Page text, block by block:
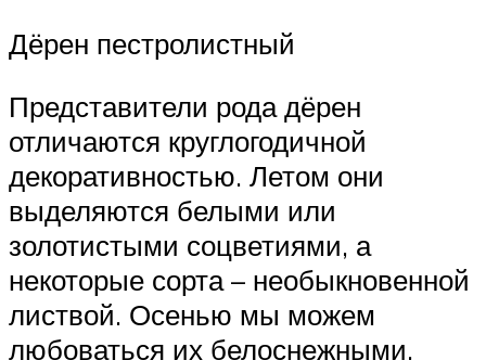
Дёрен пестролистный
Представители рода дёрен
отличаются круглогодичной
декоративностью. Летом они
выделяются белыми или
золотистыми соцветиями, а
некоторые сорта – необыкновенной
листвой. Осенью мы можем
любоваться их белоснежными,